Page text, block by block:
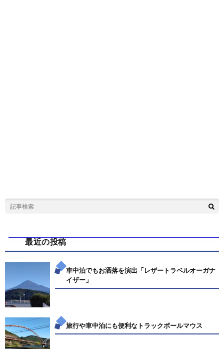
最近の投稿
車中泊でもお洒落を演出「レザートラベルオーガナ
イザー」
旅行や車中泊にも便利なトラックボールマウス